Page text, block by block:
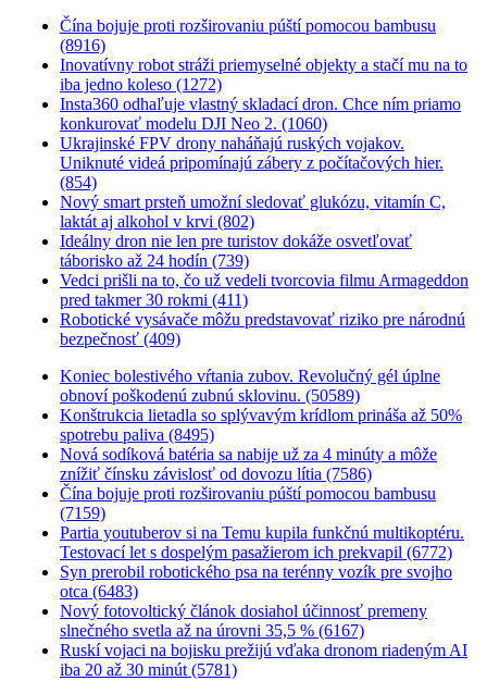
Čína bojuje proti rozširovaniu púští pomocou bambusu
(8916)
Inovatívny robot stráži priemyselné objekty a stačí mu na to
iba jedno koleso (1272)
Insta360 odhaľuje vlastný skladací dron. Chce ním priamo
konkurovať modelu DJI Neo 2. (1060)
Ukrajinské FPV drony naháňajú ruských vojakov.
Uniknuté videá pripomínajú zábery z počítačových hier.
(854)
Nový smart prsteň umožní sledovať glukózu, vitamín C,
laktát aj alkohol v krvi (802)
Ideálny dron nie len pre turistov dokáže osvetľovať
táborisko až 24 hodín (739)
Vedci prišli na to, čo už vedeli tvorcovia filmu Armageddon
pred takmer 30 rokmi (411)
Robotické vysávače môžu predstavovať riziko pre národnú
bezpečnosť (409)
Koniec bolestivého vŕtania zubov. Revolučný gél úplne
obnoví poškodenú zubnú sklovinu. (50589)
Konštrukcia lietadla so splývavým krídlom prináša až 50%
spotrebu paliva (8495)
Nová sodíková batéria sa nabije už za 4 minúty a môže
znížiť čínsku závislosť od dovozu lítia (7586)
Čína bojuje proti rozširovaniu púští pomocou bambusu
(7159)
Partia youtuberov si na Temu kupila funkčnú multikoptéru.
Testovací let s dospelým pasažierom ich prekvapil (6772)
Syn prerobil robotického psa na terénny vozík pre svojho
otca (6483)
Nový fotovoltický článok dosiahol účinnosť premeny
slnečného svetla až na úrovni 35,5 % (6167)
Ruskí vojaci na bojisku prežijú vďaka dronom riadeným AI
iba 20 až 30 minút (5781)